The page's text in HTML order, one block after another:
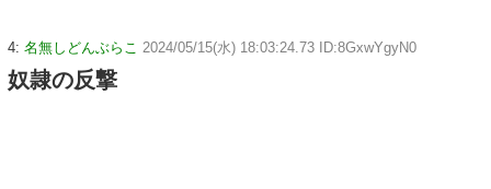
4: 名無しどんぶらこ 2024/05/15(水) 18:03:24.73 ID:8GxwYgyN0
奴隷の反撃